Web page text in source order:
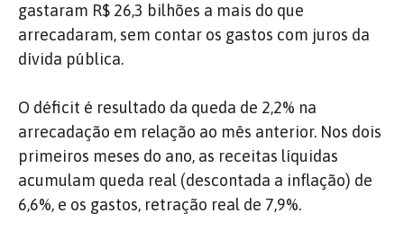
gastaram R$ 26,3 bilhões a mais do que
arrecadaram, sem contar os gastos com juros da
dívida pública.
O déficit é resultado da queda de 2,2% na
arrecadação em relação ao mês anterior. Nos dois
primeiros meses do ano, as receitas líquidas
acumulam queda real (descontada a inflação) de
6,6%, e os gastos, retração real de 7,9%.